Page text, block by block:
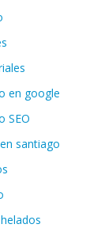
en google
SEO
santiago